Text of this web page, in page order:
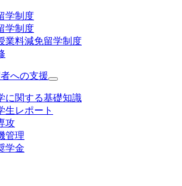
学制度
学制度
業料減免留学制度
への支援
に関する基礎知識
生レポート
攻
管理
学金